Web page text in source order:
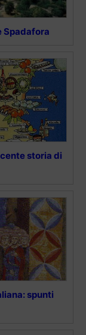
Spadafora
storia di
spunti